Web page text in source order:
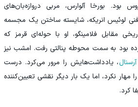
بود. بورخا آلوارس، مربی دروازه‌بان‌های
لوئیس انریکه، شایسته ساختن یک مجسمه
مقابل فلامینگو، او با حوله‌ای قرمز که
بود به سمت محوطه پنالتی رفت. امشب نیز
آرسنال، یادداشت‌هایش را مرور می‌کرد. درست
نکرد، اما یک بار دیگر نقشی تعیین‌کننده
کرد.